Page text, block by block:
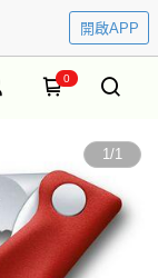
開啟APP
0
1/1